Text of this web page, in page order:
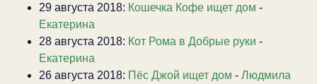
29 августа 2018: Кошечка Кофе ищет дом -
Екатерина
28 августа 2018: Кот Рома в Добрые руки -
Екатерина
26 августа 2018: Пёс Джой ищет дом - Людмила